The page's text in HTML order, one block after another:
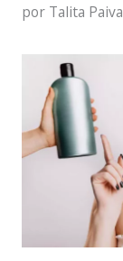
por Talita Paiva